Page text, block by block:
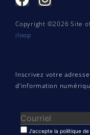
Copyright ©2026 Site
iloop
Inscrivez votre
d’information
J'accepte la poilitique